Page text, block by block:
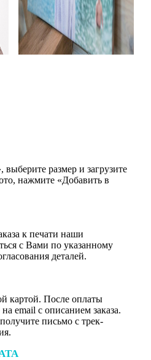
размер и загрузите
нажмите «Добавить в
к печати наши
с Вами по указанному
деталей.
картой. После оплаты
email с описанием заказа.
письмо с трек-